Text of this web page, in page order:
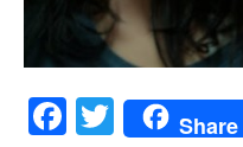
Facebook
Twitter
Share